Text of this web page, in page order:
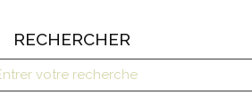
RECHERCHER